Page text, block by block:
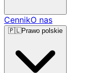
CennikO nas
🇵🇱Prawo polskie